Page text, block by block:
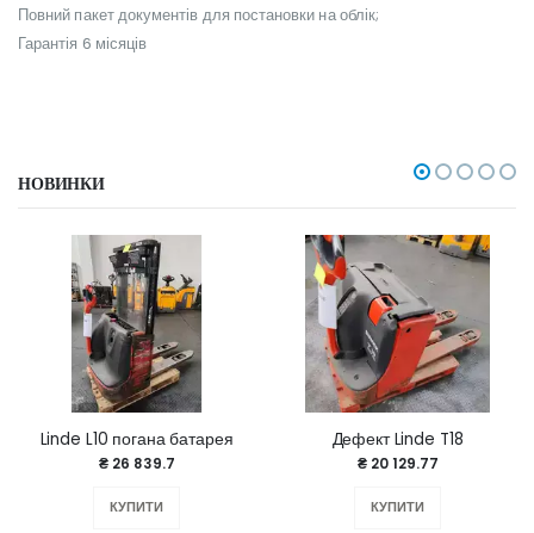
Повний пакет документів для постановки на облік;
Гарантія 6 місяців
НОВИНКИ
Linde L10 погана батарея
₴ 26 839.7
КУПИТИ
Дефект Linde T18
₴ 20 129.77
КУПИТИ